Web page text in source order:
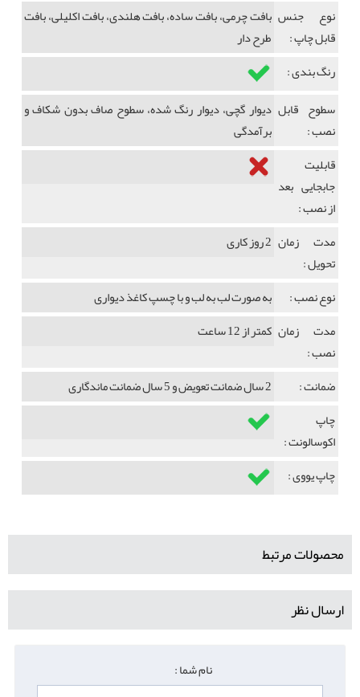
نوع جنس
قابل چاپ :
بافت چرمی، بافت ساده، بافت هلندی، بافت اکلیلی، بافت
طرح دار
رنگ بندی :
سطوح قابل
نصب :
دیوار گچی، دیوار رنگ شده، سطوح صاف بدون شکاف و
برآمدگی
قابلیت
جابجایی بعد
از نصب :
مدت زمان
تحویل :
2 روز کاری
نوع نصب :
به صورت لب به لب و با چسپ کاغذ دیواری
مدت زمان
نصب :
کمتر از 12 ساعت
ضمانت :
2 سال ضمانت تعویض و 5 سال ضمانت ماندگاری
چاپ
اکوسالونت :
چاپ یووی :
محصولات مرتبط
ارسال نظر
نام شما :